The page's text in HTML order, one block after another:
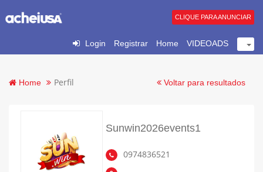
Login Registrar Home VIDEOADS
CLIQUE PARA ANUNCIAR
Home Perfil Voltar para resultados
Sunwin2026events1
0974836521